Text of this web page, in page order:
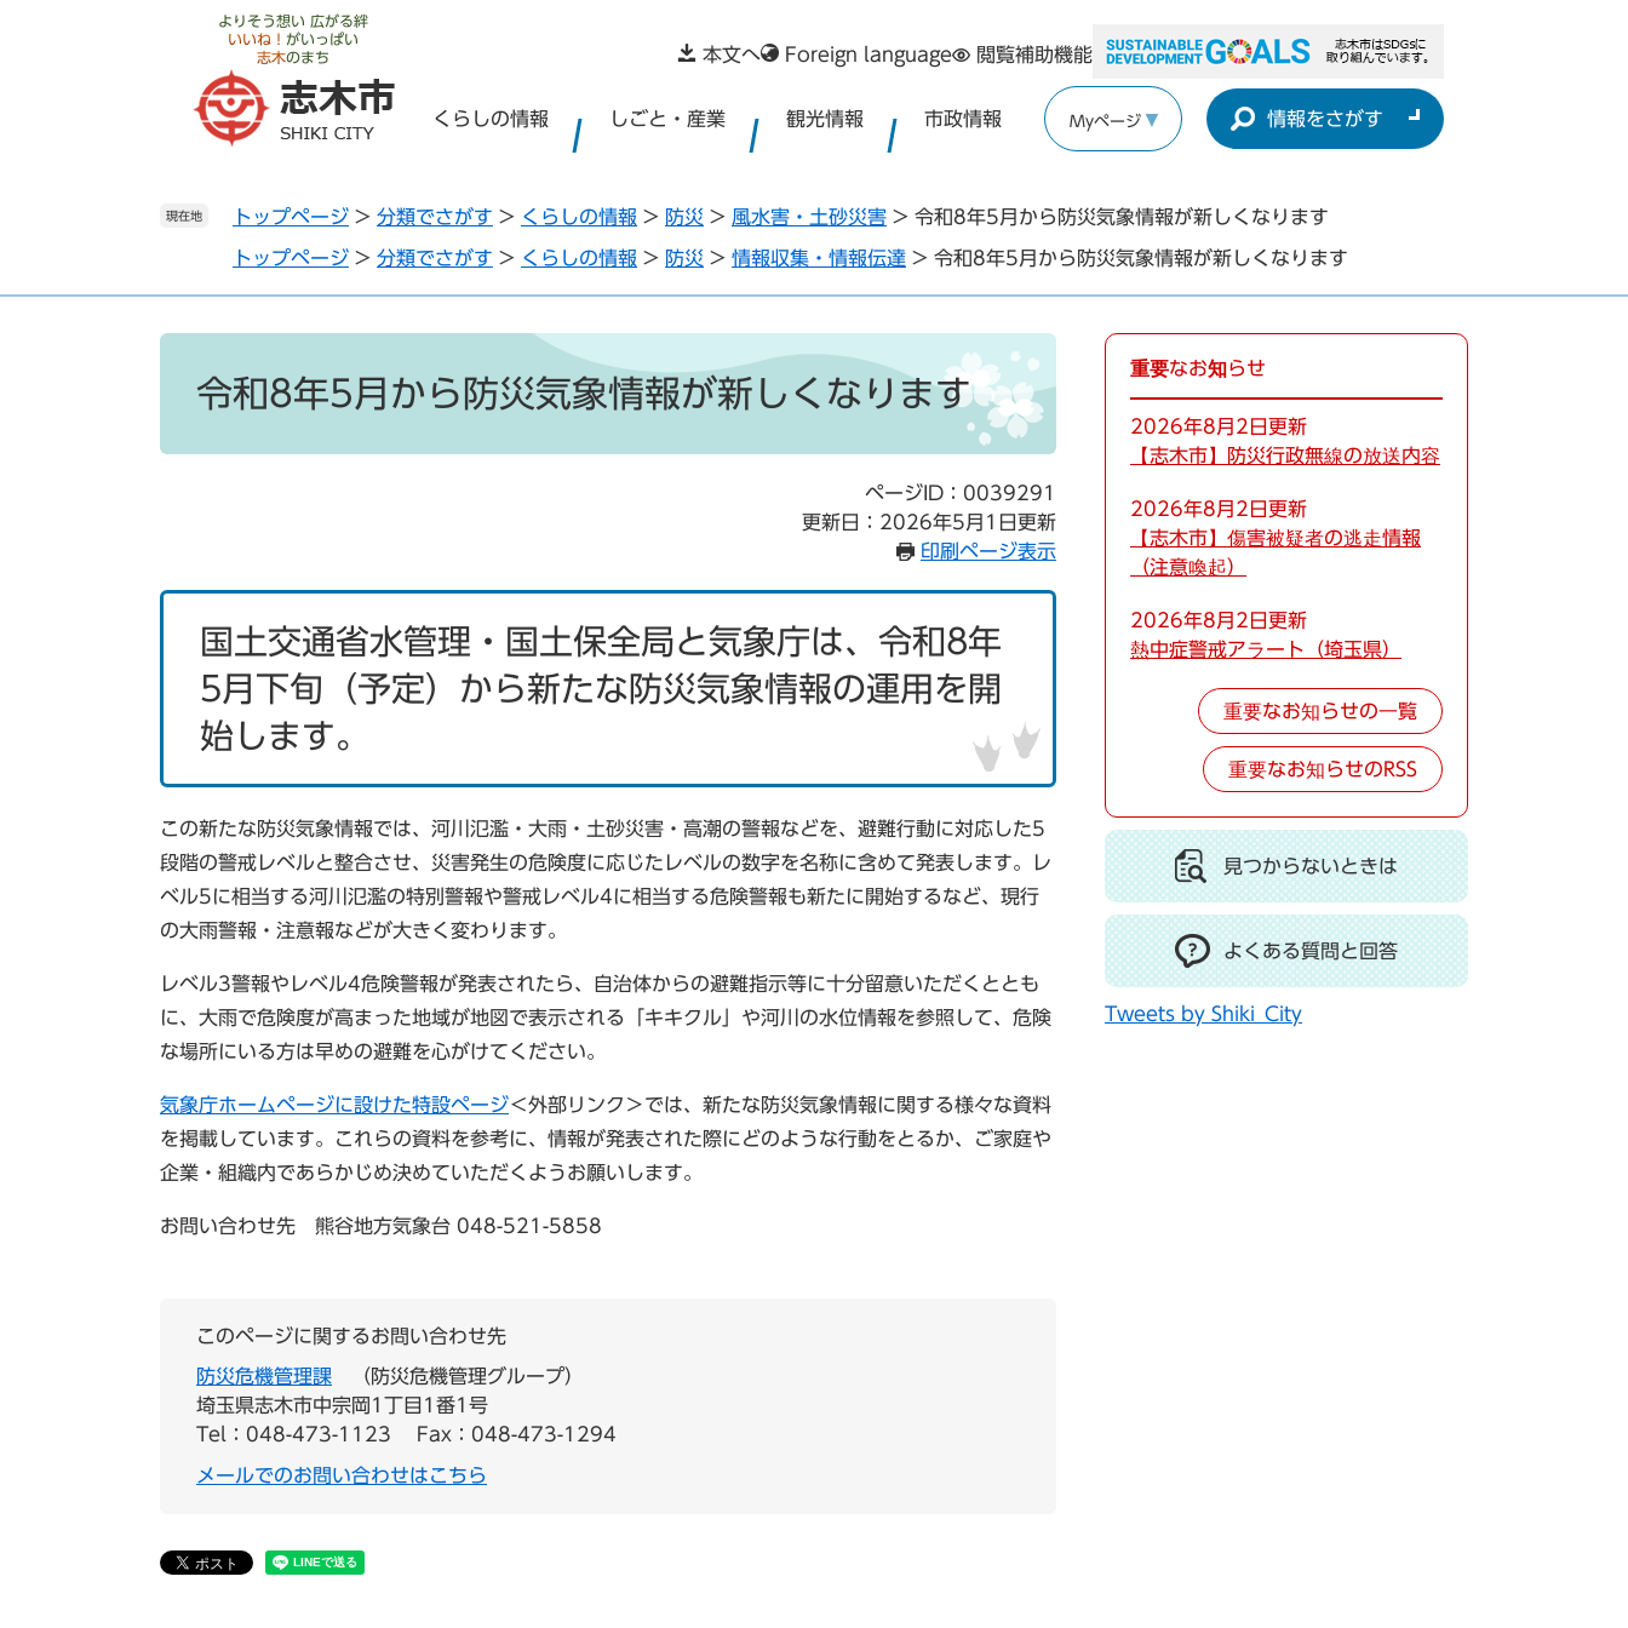
よりそう想い 広がる絆
いいね！ がいっぱい
志木のまち 本文へ Foreign language 閲覧補助機能
くらしの情報 しごと・産業 観光情報 市政情報 Myページ 情報をさがす
現在地 トップページ > 分類でさがす > くらしの情報 > 防災 > 風水害・土砂災害 > 令和8年5月から防災気象情報が新しくなります
トップページ > 分類でさがす > くらしの情報 > 防災 > 情報収集・情報伝達 > 令和8年5月から防災気象情報が新しくなります
令和8年5月から防災気象情報が新しくなります
ページID：0039291
更新日：2026年5月1日更新
印刷ページ表示
国土交通省水管理・国土保全局と気象庁は、令和8年
5月下旬（予定）から新たな防災気象情報の運用を開
始します。
この新たな防災気象情報では、河川氾濫・大雨・土砂災害・高潮の警報などを、避難行動に対応した5
段階の警戒レベルと整合させ、災害発生の危険度に応じたレベルの数字を名称に含めて発表します。レ
ベル5に相当する河川氾濫の特別警報や警戒レベル4に相当する危険警報も新たに開始するなど、現行
の大雨警報・注意報などが大きく変わります。
レベル3警報やレベル4危険警報が発表されたら、自治体からの避難指示等に十分留意いただくととも
に、大雨で危険度が高まった地域が地図で表示される「キキクル」や河川の水位情報を参照して、危険
な場所にいる方は早めの避難を心がけてください。
気象庁ホームページに設けた特設ページ＜外部リンク＞では、新たな防災気象情報に関する様々な資料
を掲載しています。これらの資料を参考に、情報が発表された際にどのような行動をとるか、ご家庭や
企業・組織内であらかじめ決めていただくようお願いします。
お問い合わせ先 熊谷地方気象台 048-521-5858
このページに関するお問い合わせ先
防災危機管理課
防災危機管理グループ
埼玉県志木市中宗岡1丁目1番1号
Tel：048-473-1123
Fax：048-473-1294
メールでのお問い合わせはこちら
重要なお知らせ
2026年8月2日更新
【志木市】防災行政無線の放送内容
2026年8月2日更新
【志木市】傷害被疑者の逃走情報
（注意喚起）
2026年8月2日更新
熱中症警戒アラート（埼玉県）
重要なお知らせの一覧
重要なお知らせのRSS
見つからないときは
よくある質問と回答
Tweets by Shiki_City